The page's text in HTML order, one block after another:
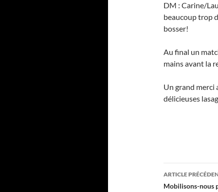
DM : Carine/
beaucoup trop
bosser!
Au final un
mains avant la
Un grand merci
délicieuses
des
ARTICLE
Mobilisons-nous